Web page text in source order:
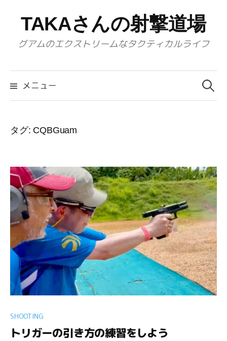
ツ
へ
ス
ッ
TAKAさんの射撃道場
グアムのエクストリームなタクティカルライフ
メニュー
検
索:
タグ: CQBGuam
SHOOTING
トリガーの引き方の練習をしよう